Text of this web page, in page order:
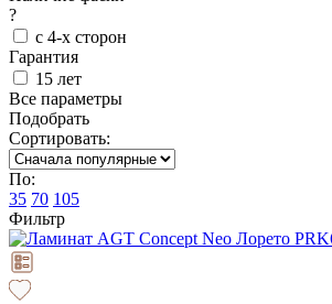
?
с 4-х сторон
Гарантия
15 лет
Все параметры
Подобрать
Сортировать:
По:
35 70 105
Фильтр